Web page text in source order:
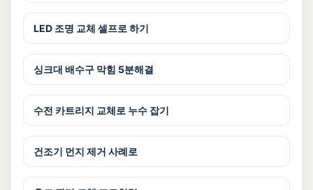
LED 조명 교체 셀프로 하기
싱크대 배수구 막힘 5분해결
수전 카트리지 교체로 누수 잡기
건조기 먼지 제거 사례로